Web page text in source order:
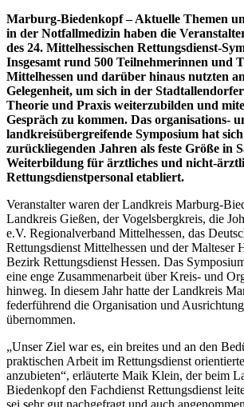
Marburg-Biedenkopf – Aktuelle Themen
in der Notfallmedizin haben die
des 24. Mittelhessischen Rettungsdienst-
Insgesamt rund 500 Teilnehmerinnen und
Mittelhessen und darüber hinaus nutzten
Gelegenheit, um sich in der
Theorie und Praxis weiterzubilden und
Gespräch zu kommen. Das organisations-
landkreisübergreifende Symposium hat
zurückliegenden Jahren als feste Größe in
Weiterbildung für ärztliches und nicht-
Rettungsdienstpersonal etabliert.
Veranstalter waren der Landkreis Marburg-
Landkreis Gießen, der Vogelsbergkreis, die
e.V. Regionalverband Mittelhessen, das
Rettungsdienst Mittelhessen und der Malteser
Bezirk Rettungsdienst Hessen. Das
eine enge Zusammenarbeit über Kreis- und
hinweg. In diesem Jahr hatte der Landkreis
federführend die Organisation und
übernommen.
„Unser Ziel war es, ein breites und an den
praktischen Arbeit im Rettungsdienst
anzubieten“, erläuterte Maik Klein, der beim
Biedenkopf den Fachdienst Rettungsdienst